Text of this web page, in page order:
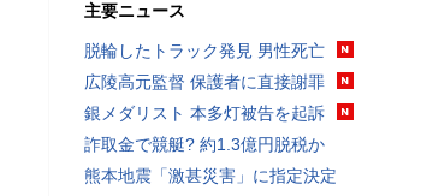
主要ニュース
脱輪したトラック発見 男性死亡
広陵高元監督 保護者に直接謝罪
銀メダリスト 本多灯被告を起訴
詐取金で競艇? 約1.3億円脱税か
熊本地震「激甚災害」に指定決定